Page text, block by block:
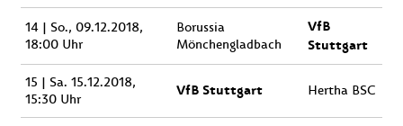
14 | So., 09.12.2018,
18:00 Uhr
Borussia
Mönchengladbach
VfB
Stuttgart
15 | Sa. 15.12.2018,
15:30 Uhr
VfB Stuttgart Hertha BSC